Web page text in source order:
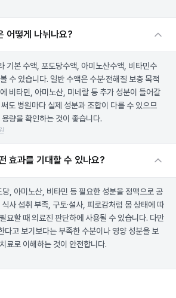
어떻게 나뉘나요?
기본 수액, 포도당수액, 아미노산수액, 비타민수
수 있습니다. 일반 수액은 수분·전해질 보충 목적
비타민, 아미노산, 미네랄 등 추가 성분이 들어갈
도 병원마다 실제 성분과 조합이 다를 수 있으므
량을 확인하는 것이 좋습니다.
효과를 기대할 수 있나요?
, 아미노산, 비타민 등 필요한 성분을 정맥으로 공
사 섭취 부족, 구토·설사, 피로감처럼 몸 상태에 따
요할 때 의료진 판단하에 사용될 수 있습니다. 다만
다고 보기보다는 부족한 수분이나 영양 성분을 보
료로 이해하는 것이 안전합니다.